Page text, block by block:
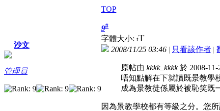
TOP
沙文
管理員
9#
字體大小: tT
2008/11/25 03:46 | 只看該作者 |
原帖由 kkkk_kkkk於 2008-
唔知點解在下就讀既景教學
成為景教徒係屬於被恥笑既
因為景教學校都有等級之分。您